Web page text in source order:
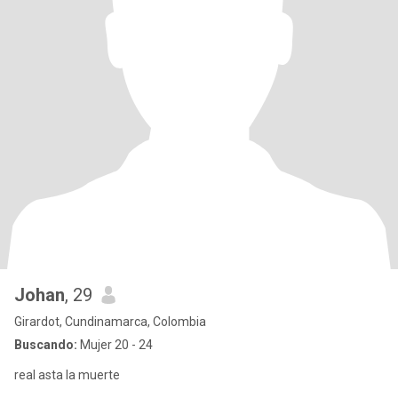
Johan, 29
Girardot, Cundinamarca, Colombia
Buscando: Mujer 20 - 24
real asta la muerte